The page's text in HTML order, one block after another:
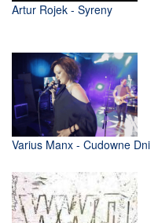
Artur Rojek - Syreny
Varius Manx - Cudowne Dni